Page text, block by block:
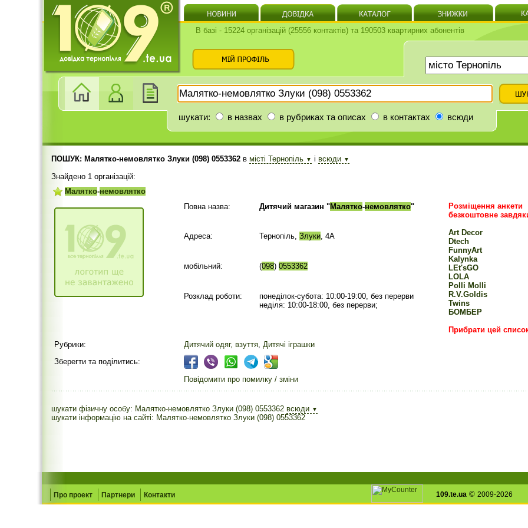
В базі - 15224 організацій (25556 контактів) та 190503 квартирних абонентів
шукати: в назвах в рубриках та описах в контактах всюди
ПОШУК: Малятко-немовлятко Злуки (098) 0553362 в місті Тернопіль ▼ і всюди ▼
Знайдено 1 організацій:
Малятко-немовлятко
Розміщення анкети
безкоштовне
Art Decor
Dtech
FunnyArt
Kalynka
LEt'sGO
LOLA
Polli Molli
R.V.Goldis
Twins
БОМБЕР
Прибрати цей
Повна назва: Дитячий магазин "Малятко-немовлятко"
Адреса: Тернопіль, Злуки, 4А
мобільний: (098) 0553362
Розклад роботи:
понеділок-субота: 10:00-19:00, без перерви
неділя: 10:00-18:00, без перерви;
Рубрики: Дитячий одяг, взуття, Дитячі іграшки
Зберегти та поділитись:
Повідомити про помилку / зміни
шукати фізичну особу: Малятко-немовлятко Злуки (098) 0553362 всюди ▼
шукати інформацію на сайті: Малятко-немовлятко Злуки (098) 0553362
Про проект Партнери Контакти 109.te.ua © 2009-2026